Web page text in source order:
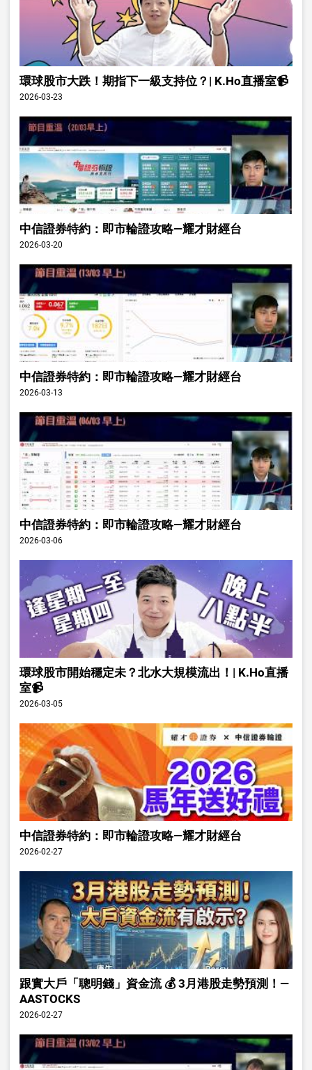
環球股市大跌！期指下一級支持位？| K.Ho直播室📹
2026-03-23
中信證券特約：即市輪證攻略—耀才財經台
2026-03-20
中信證券特約：即市輪證攻略—耀才財經台
2026-03-13
中信證券特約：即市輪證攻略—耀才財經台
2026-03-06
環球股市開始穩定未？北水大規模流出！| K.Ho直播
室📹
2026-03-05
中信證券特約：即市輪證攻略—耀才財經台
2026-02-27
跟實大戶「聰明錢」資金流 💰 3月港股走勢預測！—
AASTOCKS
2026-02-27